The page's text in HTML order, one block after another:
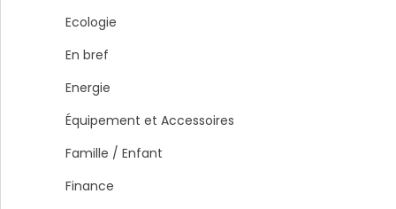
Ecologie
En bref
Energie
Équipement et Accessoires
Famille / Enfant
Finance